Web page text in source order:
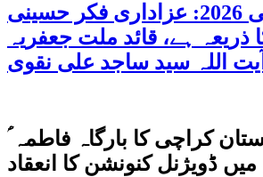
اربعین حسینی 2026: عزاداری فکر حسینی
ذریعہ ہے، قائد ملت جعفریہ
آیت اللہ سید ساجد علی نقوی
کراچی کا بارگاہ فاطمہ
میں ڈویژنل کنونشن کا انعقاد